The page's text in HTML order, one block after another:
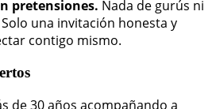
pretensiones. Nada de gurús ni
una invitación honesta y
contigo mismo.
de 30 años acompañando a